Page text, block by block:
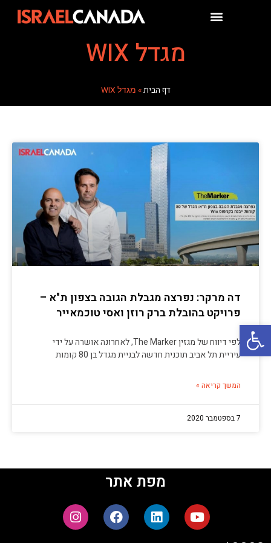
פתח סרגל נגישות
מגדל WIX
דף הבית» מגדל WIX
דה מרקר: נפרצה מגבלת הגובה בצפון ת"א –
פרויקט בהובלת ברק רוזן ואסי טוכמאייר
לפי דיווח של מגזין The Marker, לאחרונה אושרה על ידי
עיריית תל אביב תוכנית חדשה לבניית מגדל בן 80 קומות
המשך קריאה »
7 בספטמבר 2020
מפת אתר